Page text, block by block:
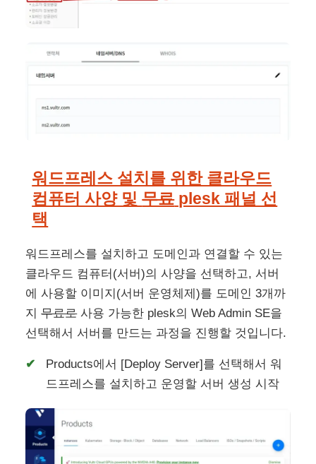
워드프레스 설치를 위한 클라우드
컴퓨터 사양 및무료plesk 패널 선
택
워드프레스를 설치하고 도메인과 연결할 수 있는
클라우드 컴퓨터(서버)의 사양을 선택하고, 서버
에 사용할 이미지(서버 운영체제)를 도메인 3개까
지무료로사용 가능한 plesk의 Web Admin SE을
선택해서 서버를 만드는 과정을 진행할 것입니다.
Products에서 [Deploy Server]를 선택해서 워
드프레스를 설치하고 운영할 서버 생성 시작